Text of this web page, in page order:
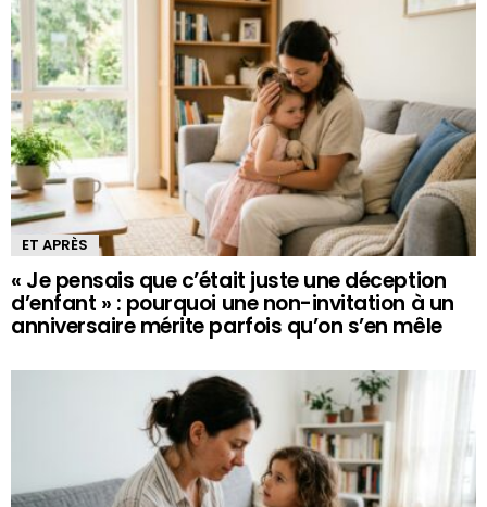
ET APRÈS
« Je pensais que c’était juste une déception
d’enfant » : pourquoi une non-invitation à un
anniversaire mérite parfois qu’on s’en mêle